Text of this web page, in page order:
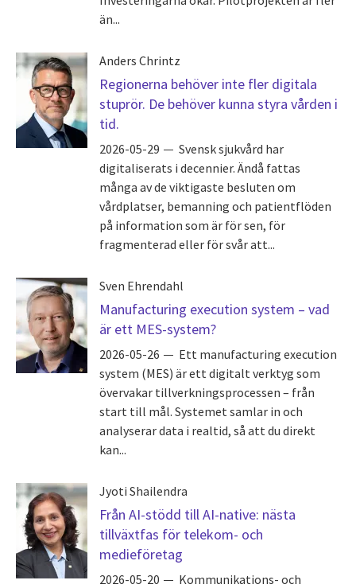
än...
Anders Chrintz
Regionerna behöver inte fler digitala
stuprör. De behöver kunna styra vården i
tid.
2026-05-29
Svensk sjukvård har
digitaliserats i decennier. Ändå fattas
många av de viktigaste besluten om
vårdplatser, bemanning och patientflöden
på information som är för sen, för
fragmenterad eller för svår att...
Sven Ehrendahl
Manufacturing execution system – vad
är ett MES-system?
2026-05-26
Ett manufacturing execution
system (MES) är ett digitalt verktyg som
övervakar tillverkningsprocessen – från
start till mål. Systemet samlar in och
analyserar data i realtid, så att du direkt
kan...
Jyoti Shailendra
Från AI-stödd till AI-native: nästa
tillväxtfas för telekom- och
medieföretag
2026-05-20
Kommunikations- och